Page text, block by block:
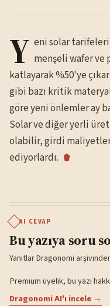
Y eni solar
menşeli wafer
katlayarak %50'ye
gibi bazı kritik
göre yeni önlemler ay
Solar ve diğer yerli
olabilir, girdi
ediyorlardı.
AI CEVAP
Bu yazıya soru
Yanıtlar Dragonomi
Premium üyelik, bu yazı
Dragonomi AI'ı incele →